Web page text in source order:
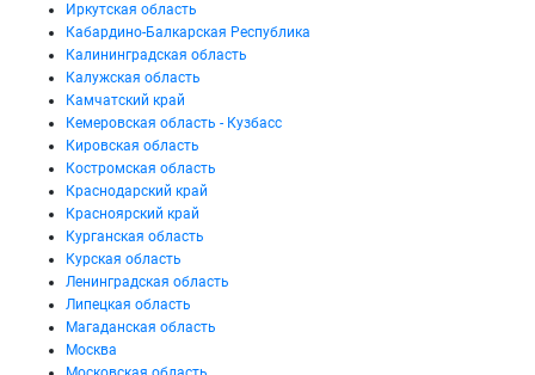
Иркутская область
Кабардино-Балкарская Республика
Калининградская область
Калужская область
Камчатский край
Кемеровская область - Кузбасс
Кировская область
Костромская область
Краснодарский край
Красноярский край
Курганская область
Курская область
Ленинградская область
Липецкая область
Магаданская область
Москва